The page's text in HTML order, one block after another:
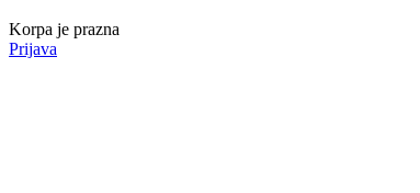
Korpa je prazna
Prijava